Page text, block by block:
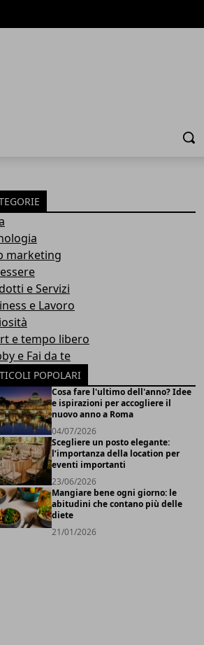
Cerca
marketing
e Servizi
e Lavoro
e tempo libero
e Fai da te
POPOLARI
Cosa fare l'ultimo dell'anno? Idee
e ispirazioni per accogliere il
nuovo anno a Roma
04/07/2026
Scegliere un posto elegante:
l’importanza della location per
eventi importanti
23/06/2026
Mangiare bene ogni giorno: le
abitudini che contano più delle
diete
21/01/2026